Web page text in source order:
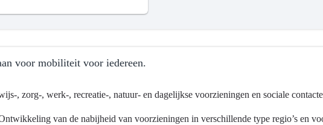
voor mobiliteit voor iedereen.
, zorg-, werk-, recreatie-, natuur- en dagelijkse voorzieningen en sociale
van de nabijheid van voorzieningen in verschillende type regio’s en